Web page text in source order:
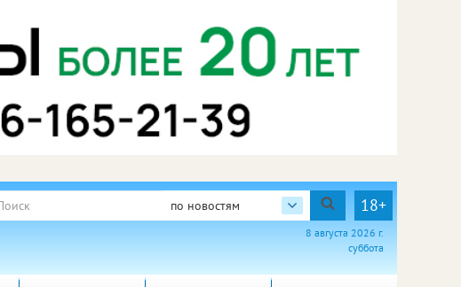
по новостям 18+
8 августа 2026 г.
суббота